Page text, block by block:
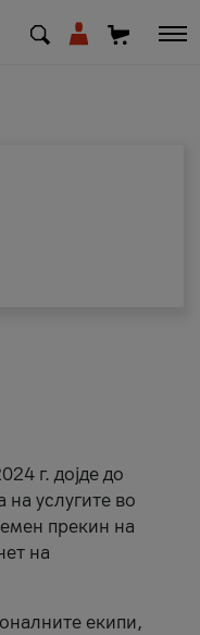
г. дојде до
на услугите во
прекин на
на
екипи,